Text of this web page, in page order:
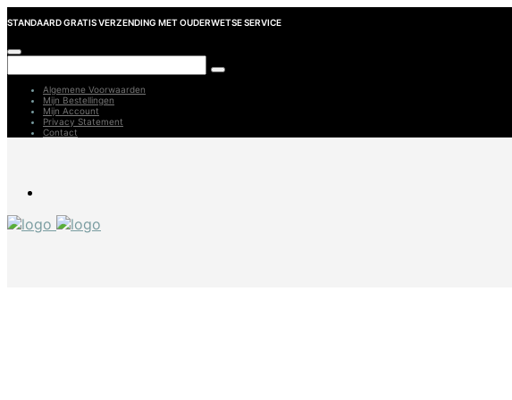
STANDAARD GRATIS VERZENDING MET OUDERWETSE SERVICE
Algemene Voorwaarden
Mijn Bestellingen
Mijn Account
Privacy Statement
Contact